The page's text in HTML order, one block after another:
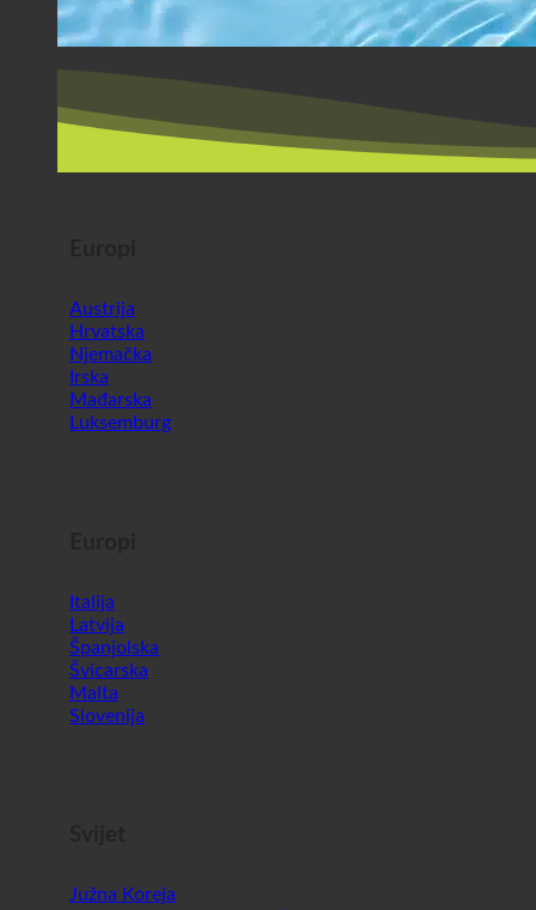
Austrija
Hrvatska
Njemačka
Irska
Mađarska
Luksemburg
Italija
Latvija
Španjolska
Švicarska
Malta
Slovenija
Južna Koreja